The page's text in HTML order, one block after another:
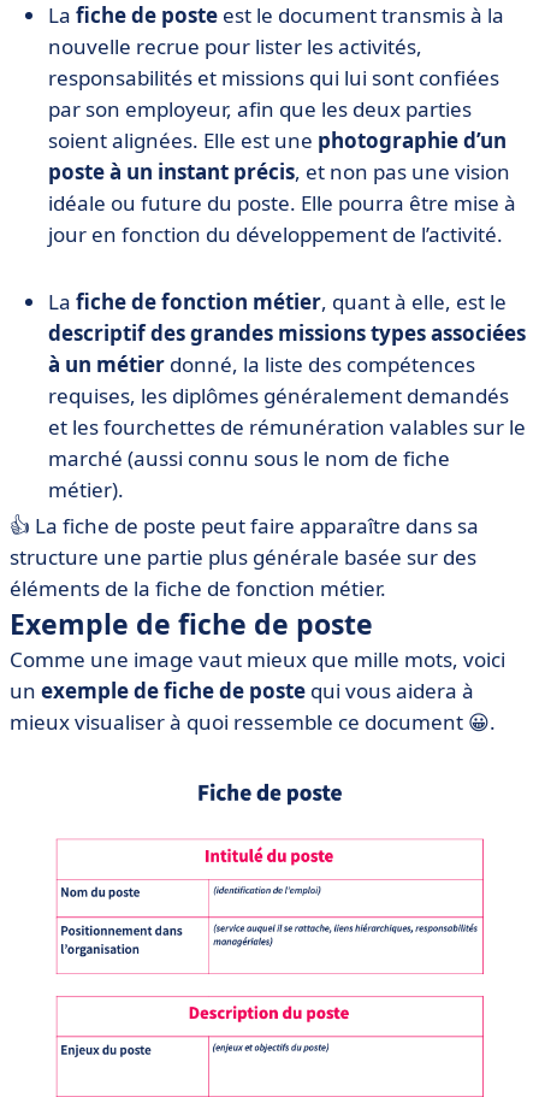
La fiche de poste est le document transmis à la
nouvelle recrue pour lister les activités,
responsabilités et missions qui lui sont confiées
par son employeur, afin que les deux parties
soient alignées. Elle est une photographie d’un
poste à un instant précis, et non pas une vision
idéale ou future du poste. Elle pourra être mise à
jour en fonction du développement de l’activité.
La fiche de fonction métier, quant à elle, est le
descriptif des grandes missions types associées
à un métier donné, la liste des compétences
requises, les diplômes généralement demandés
et les fourchettes de rémunération valables sur le
marché (aussi connu sous le nom de fiche
métier).
👍 La fiche de poste peut faire apparaître dans sa
structure une partie plus générale basée sur des
éléments de la fiche de fonction métier.
Exemple de fiche de poste
Comme une image vaut mieux que mille mots, voici
un exemple de fiche de poste qui vous aidera à
mieux visualiser à quoi ressemble ce document 😀.